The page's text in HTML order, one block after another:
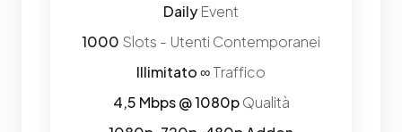
DailyEvent
1000 Slots - Utenti Contemporanei
Illimitato ∞Traffico
4,5 Mbps @ 1080pQualità